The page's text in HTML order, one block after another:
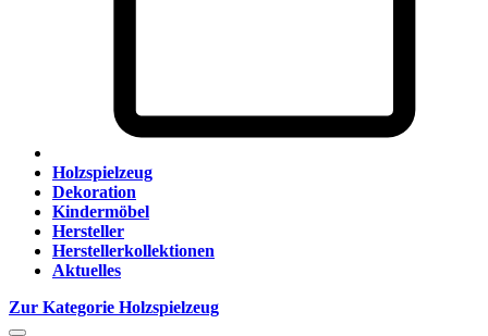
Holzspielzeug
Dekoration
Kindermöbel
Hersteller
Herstellerkollektionen
Aktuelles
Zur Kategorie Holzspielzeug